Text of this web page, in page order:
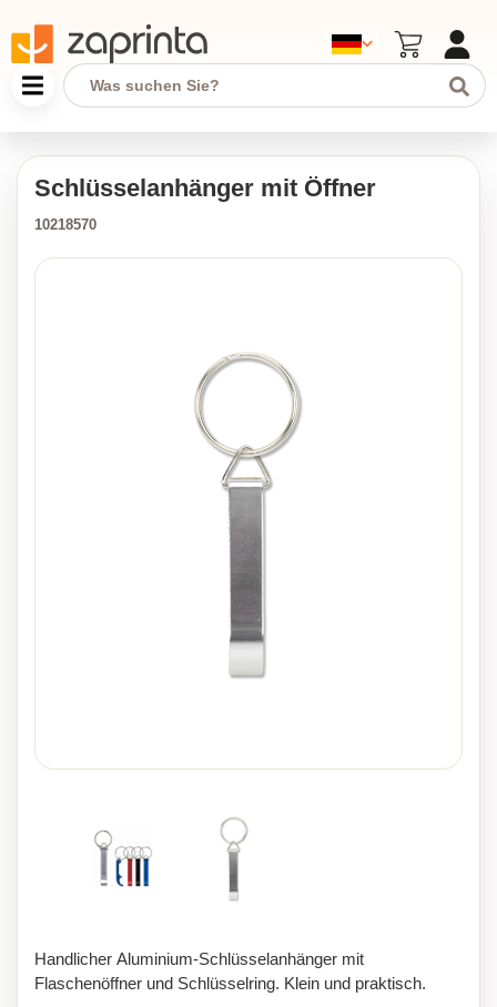
Schlüsselanhänger mit Öffner
10218570
Handlicher Aluminium-Schlüsselanhänger mit
Flaschenöffner und Schlüsselring. Klein und praktisch.